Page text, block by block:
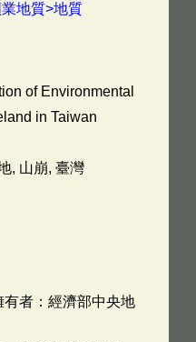
地質>地質
of Environmental
in Taiwan
, 山崩, 臺灣
者：經濟部中央地